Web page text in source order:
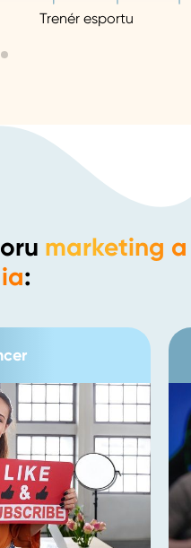
Trenér esportu
marketing a
: